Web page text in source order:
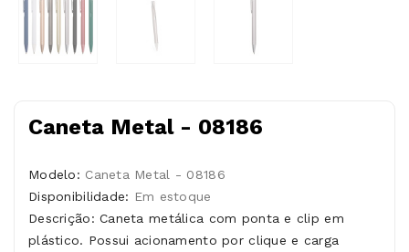
Caneta Metal - 08186
Modelo: Caneta Metal - 08186
Disponibilidade: Em estoque
Descrição: Caneta metálica com ponta e clip em
plástico. Possui acionamento por clique e carga